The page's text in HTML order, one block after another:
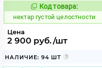
Код:
1127993
Код товара:
нектар густой целостности
Цена
2 900 руб./шт
НАЛИЧИЕ: 94 ШТ